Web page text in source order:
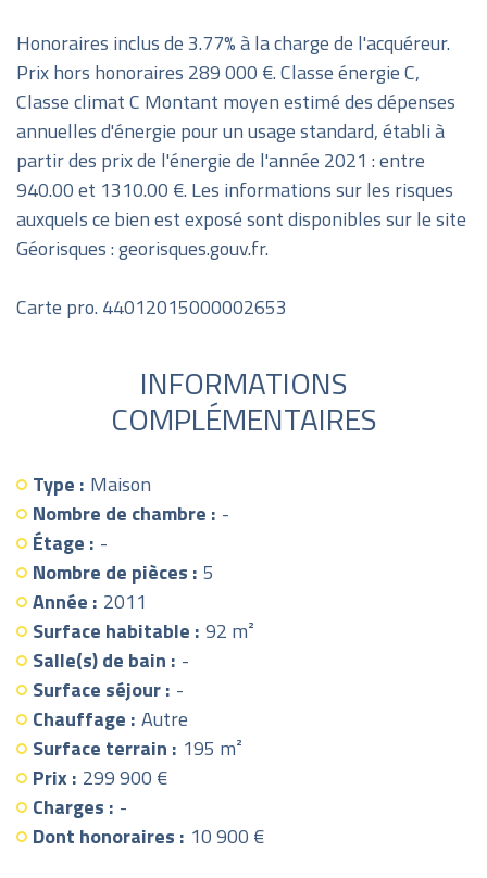
Honoraires inclus de 3.77% à la charge de l'acquéreur.
Prix hors honoraires 289 000 €. Classe énergie C,
Classe climat C Montant moyen estimé des dépenses
annuelles d'énergie pour un usage standard, établi à
partir des prix de l'énergie de l'année 2021 : entre
940.00 et 1310.00 €. Les informations sur les risques
auxquels ce bien est exposé sont disponibles sur le site
Géorisques : georisques.gouv.fr.
Carte pro. 44012015000002653
INFORMATIONS
COMPLÉMENTAIRES
Type : Maison
Nombre de chambre : -
Étage : -
Nombre de pièces : 5
Année : 2011
Surface habitable : 92 m²
Salle(s) de bain : -
Surface séjour : -
Chauffage : Autre
Surface terrain : 195 m²
Prix : 299 900 €
Charges : -
Dont honoraires : 10 900 €